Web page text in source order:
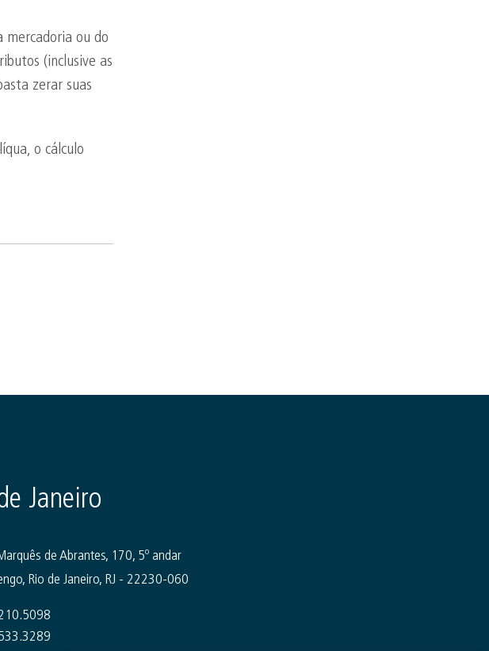
mercadoria ou do
(inclusive as
zerar suas
o cálculo
Janeiro
de Abrantes, 170, 5º andar
Rio de Janeiro, RJ - 22230-060